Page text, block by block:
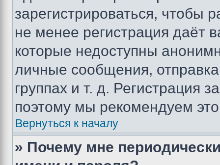
зарегистрироваться, чтобы
не менее регистрация даёт
которые недоступны
личные сообщения,
группах и т. д. Регистрация
поэтому мы рекомендуем
Вернуться к началу
» Почему мне